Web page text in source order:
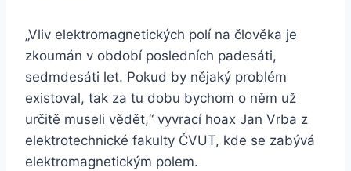
„Vliv elektromagnetických polí na člověka je
zkoumán v období posledních padesáti,
sedmdesáti let. Pokud by nějaký problém
existoval, tak za tu dobu bychom o něm už
určitě museli vědět,“ vyvrací hoax Jan Vrba z
elektrotechnické fakulty ČVUT, kde se zabývá
elektromagnetickým polem.